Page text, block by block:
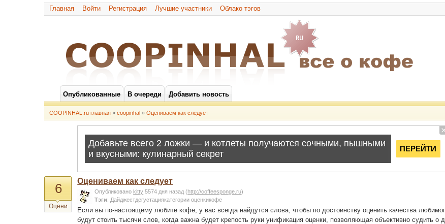
Главная Войти Регистрация Лучшие участники Облако тэгов
Опубликованные В очереди Добавить новость
COOPINHAL.ru главная »coopinhal »Оцениваем как следует
6
Оцени
Оцениваем как следует
Опубликованоkitty 5574 дня назад(http://coffeesponge.ru)
Тэги: Дайджестдегустациякатегории оценкикофе
Если вы по-настоящему любите кофе, у вас всегда найдутся слова, чтобы по достоинству оценить качества
будут стоить тысячи слов, когда важна будет крепость руки унификация оценки, позволяющая объективно судить о